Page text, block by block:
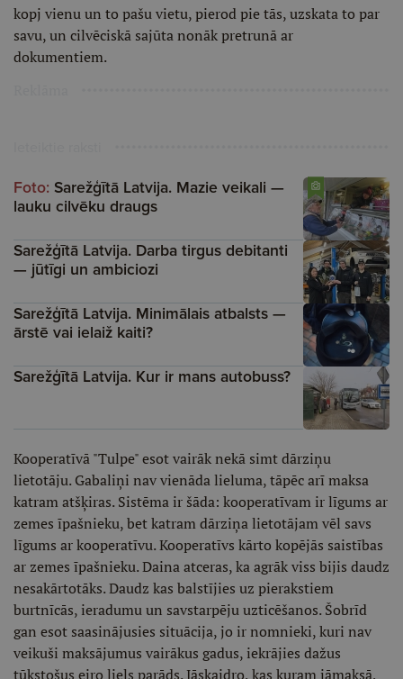
kopj vienu un to pašu vietu, pierod pie tās, uzskata to par
savu, un cilvēciskā sajūta nonāk pretrunā ar
dokumentiem.
Foto: Sarežģītā Latvija. Mazie veikali —
lauku cilvēku draugs
Sarežģītā Latvija. Darba tirgus debitanti
— jūtīgi un ambiciozi
Sarežģītā Latvija. Minimālais atbalsts —
ārstē vai ielaiž kaiti?
Sarežģītā Latvija. Kur ir mans autobuss?
Kooperatīvā "Tulpe" esot vairāk nekā simt dārziņu
lietotāju. Gabaliņi nav vienāda lieluma, tāpēc arī maksa
katram atšķiras. Sistēma ir šāda: kooperatīvam ir līgums ar
zemes īpašnieku, bet katram dārziņa lietotājam vēl savs
līgums ar kooperatīvu. Kooperatīvs kārto kopējās saistības
ar zemes īpašnieku. Daina atceras, ka agrāk viss bijis daudz
nesakārtotāks. Daudz kas balstījies uz pierakstiem
burtnīcās, ieradumu un savstarpēju uzticēšanos. Šobrīd
gan esot saasinājusies situācija, jo ir nomnieki, kuri nav
veikuši maksājumus vairākus gadus, iekrājies dažus
tūkstošus eiro liels parāds. Jāskaidro, kas kuram jāmaksā,